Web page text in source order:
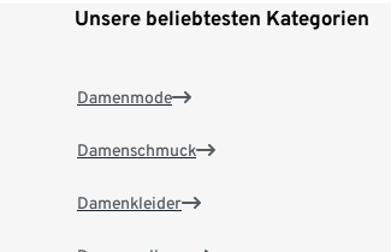
Unsere beliebtesten Kategorien
Damenmode
Damenschmuck
Damenkleider